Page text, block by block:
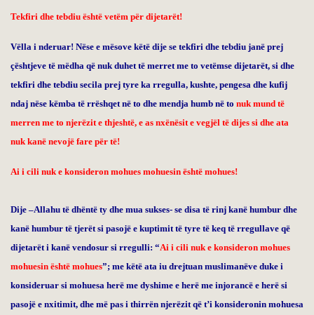
Tekfiri dhe tebdiu është vetëm për dijetarët!
Vëlla i nderuar! Nëse e mësove këtë dije se tekfiri dhe tebdiu janë prej
çështjeve të mëdha që nuk duhet të merret me to vetëmse dijetarët, si dhe
tekfiri dhe tebdiu secila prej tyre ka rregulla, kushte, pengesa dhe kufij
ndaj nëse këmba të rrëshqet në to dhe mendja humb në to nuk mund të
merren me to njerëzit e thjeshtë, e as nxënësit e vegjël të dijes si dhe ata
nuk kanë nevojë fare për të!
Ai i cili nuk e konsideron mohues mohuesin është mohues!
Dije –Allahu të dhëntë ty dhe mua sukses- se disa të rinj kanë humbur dhe
kanë humbur të tjerët si pasojë e kuptimit të tyre të keq të rregullave që
dijetarët i kanë vendosur si rregulli: “Ai i cili nuk e konsideron mohues
mohuesin është mohues”; me këtë ata iu drejtuan muslimanëve duke i
konsideruar si mohuesa herë me dyshime e herë me injorancë e herë si
pasojë e nxitimit, dhe më pas i thirrën njerëzit që t’i konsideronin mohuesa